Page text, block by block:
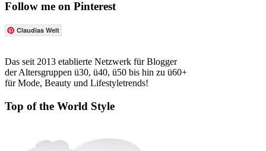
Follow me on Pinterest
Claudias Welt
Das seit 2013 etablierte Netzwerk für Blogger
der Altersgruppen ü30, ü40, ü50 bis hin zu ü60+
für Mode, Beauty und Lifestyletrends!
Top of the World Style